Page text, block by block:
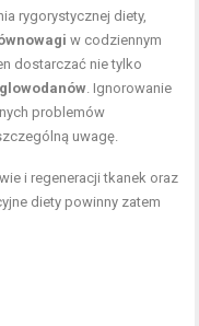
rygorystycznej diety,
w codziennym
dostarczać nie tylko
. Ignorowanie
problemów
uwagę.
i regeneracji tkanek oraz
diety powinny zatem